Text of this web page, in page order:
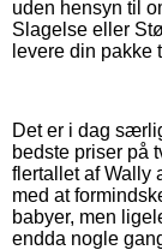
uden hensyn til
Slagelse eller
levere din pakke
Det er i dag
bedste priser på
flertallet af Wally
med at
babyer, men
endda nogle